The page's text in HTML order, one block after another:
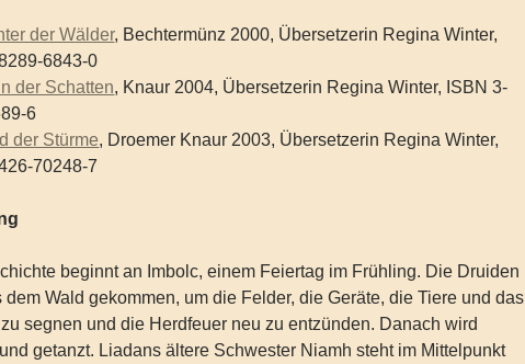
der Wälder, Bechtermünz 2000, Übersetzerin Regina Winter,
6843-0
der Schatten, Knaur 2004, Übersetzerin Regina Winter, ISBN 3-
6
der Stürme, Droemer Knaur 2003, Übersetzerin Regina Winter,
70248-7
beginnt an Imbolc, einem Feiertag im Frühling. Die Druiden
dem Wald gekommen, um die Felder, die Geräte, die Tiere und das
segnen und die Herdfeuer neu zu entzünden. Danach wird
getanzt. Liadans ältere Schwester Niamh steht im Mittelpunkt